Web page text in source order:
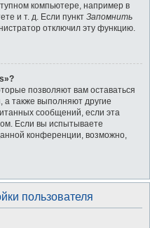
компьютере, например в
и т. д. Если пункт Запомнить
отключил эту функцию.
позволяют вам оставаться
также выполняют другие
сообщений, если эта
Если вы испытываете
конференции, возможно,
пользователя